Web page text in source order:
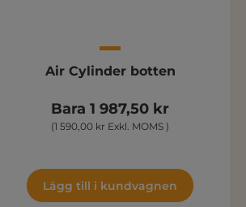
Air Cylinder botten
Bara 1 987,50 kr
(1 590,00 kr Exkl. MOMS )
Lägg till i kundvagnen